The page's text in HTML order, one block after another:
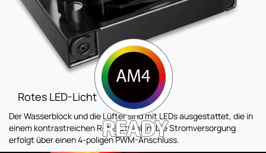
Rotes LED-Licht
Der Wasserblock und die Lüfter sind mit LEDs ausgestattet, die in
einem kontrastreichen Rot erstrahlen. Die Stromversorgung
erfolgt über einen 4-poligen PWM-Anschluss.